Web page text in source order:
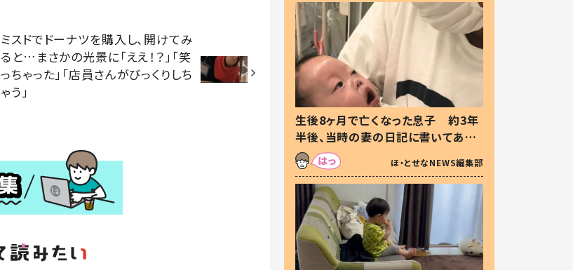
ミスドでドーナツを購入し、開けてみ
ると…まさかの光景に「ええ！？」「笑
っちゃった」「店員さんがびっくりしち
ゃう」
生後8ヶ月で亡くなった息子 約3年
半後、当時の妻の日記に書いてあっ
た本音とは
ほ・とせなNEWS編集部